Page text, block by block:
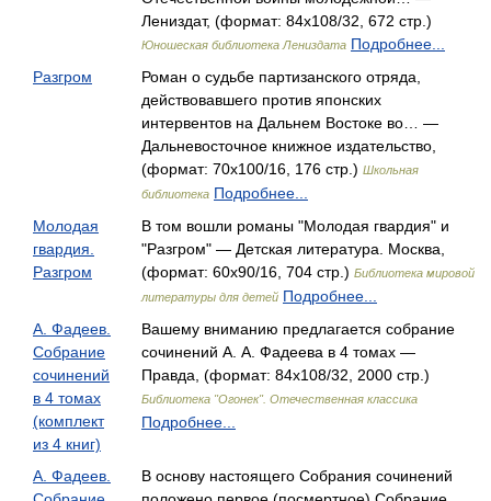
Лениздат, (формат: 84x108/32, 672 стр.)
Юношеская библиотека Лениздата Подробнее...
Разгром
Роман о судьбе партизанского отряда,
действовавшего против японских
интервентов на Дальнем Востоке во… —
Дальневосточное книжное издательство,
(формат: 70x100/16, 176 стр.) Школьная
библиотека Подробнее...
Молодая
гвардия.
Разгром
В том вошли романы "Молодая гвардия" и
"Разгром" — Детская литература. Москва,
(формат: 60x90/16, 704 стр.) Библиотека мировой
литературы для детей Подробнее...
А. Фадеев.
Собрание
сочинений
в 4 томах
(комплект
из 4 книг)
Вашему вниманию предлагается собрание
сочинений А. А. Фадеева в 4 томах —
Правда, (формат: 84x108/32, 2000 стр.)
Библиотека "Огонек". Отечественная классика
Подробнее...
А. Фадеев.
В основу настоящего Собрания сочинений